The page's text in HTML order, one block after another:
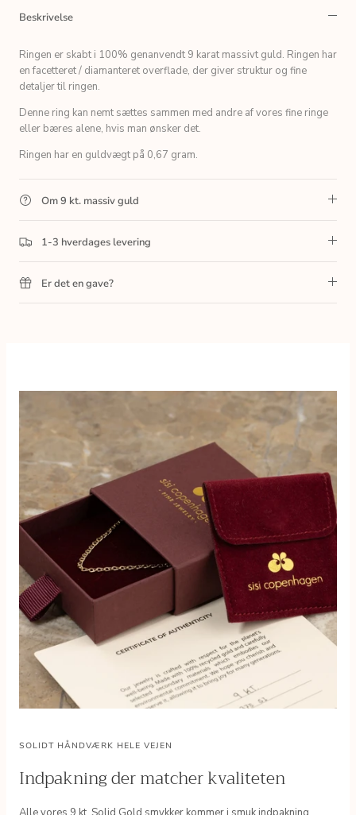
Beskrivelse
Ringen er skabt i 100% genanvendt 9 karat massivt guld. Ringen har
en facetteret / diamanteret overflade, der giver struktur og fine
detaljer til ringen.
Denne ring kan nemt sættes sammen med andre af vores fine ringe
eller bæres alene, hvis man ønsker det.
Ringen har en guldvægt på 0,67 gram.
Om 9 kt. massiv guld
1-3 hverdages levering
Er det en gave?
SOLIDT HÅNDVÆRK HELE VEJEN
Indpakning der matcher kvaliteten